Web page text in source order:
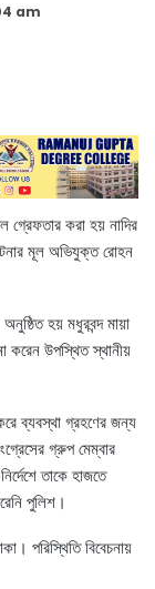
am
গ্রেফতার করা হয় নাদির
মূল অভিযুক্ত রোহন
হয় মধুরবন্দ মায়া
করেন উপস্থিত স্থানীয়
ব্যবস্থা গ্রহণের জন্য
গ্রুপ মেম্বার
তাকে হাজতে
পুলিশ।
পরিস্থিতি বিবেচনায়